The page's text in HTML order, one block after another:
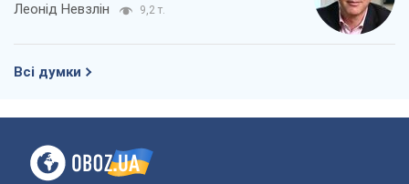
Леонід Невзлін 9,2 т.
Всі думки